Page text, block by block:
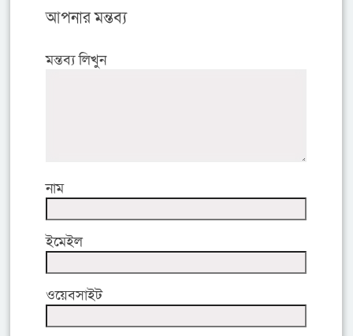
আপনার মন্তব্য
মন্তব্য লিখুন
নাম
ইমেইল
ওয়েবসাইট